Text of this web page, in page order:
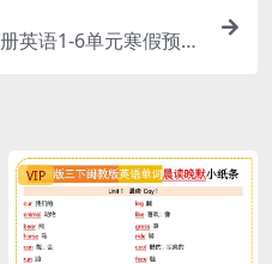
英语1-6单元寒假预习
VIP